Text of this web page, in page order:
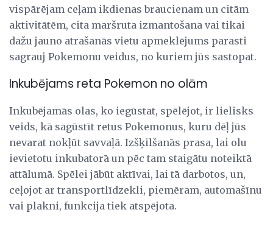
vispārējam ceļam ikdienas braucienam un citām
aktivitātēm, cita maršruta izmantošana vai tikai
dažu jauno atrašanās vietu apmeklējums parasti
sagrauj Pokemonu veidus, no kuriem jūs sastopat.
Inkubējams reta Pokemon no olām
Inkubējamās olas, ko iegūstat, spēlējot, ir lielisks
veids, kā sagūstīt retus Pokemonus, kuru dēļ jūs
nevarat nokļūt savvaļā. Izšķilšanās prasa, lai olu
ievietotu inkubatorā un pēc tam staigātu noteiktā
attālumā. Spēlei jābūt aktīvai, lai tā darbotos, un,
ceļojot ar transportlīdzekli, piemēram, automašīnu
vai plakni, funkcija tiek atspējota.